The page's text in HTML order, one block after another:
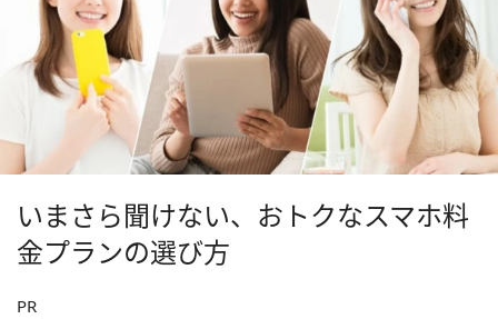
いまさら聞けない、おトクなスマホ料
金プランの選び方
PR